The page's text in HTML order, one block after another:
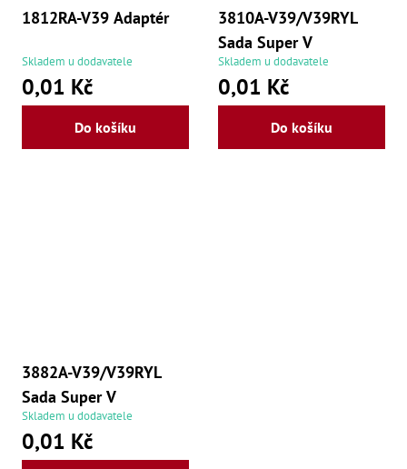
1812RA-V39 Adaptér
Skladem u dodavatele
0,01 Kč
Do košíku
3810A-V39/V39RYL
Sada Super V
Skladem u dodavatele
0,01 Kč
Do košíku
3882A-V39/V39RYL
Sada Super V
Skladem u dodavatele
0,01 Kč